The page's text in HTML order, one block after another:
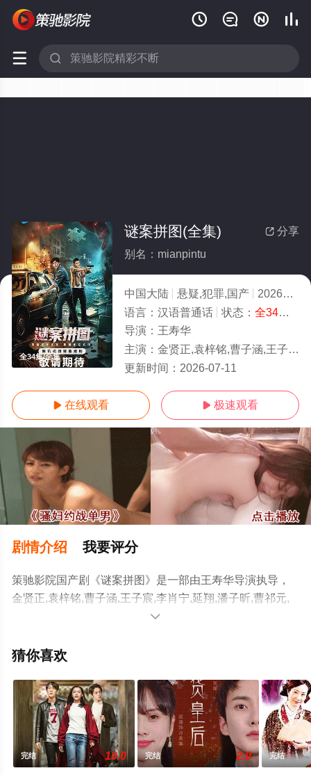
   
 
全34集/全集
 分享
谜案拼图(全集)
别名：mianpintu
中国大陆 悬疑,犯罪,国产 2026
3.0
语言： 汉语普通话 状态： 全34集
导演： 王寿华
主演： 金贤正,袁梓铭,曹子涵,王子宸,李肖宁,延翔,潘子昕,曹祁元,刘佳萌,赵刚,苏雨润
更新时间： 2026-07-11
 在线观看  极速观看
剧情介绍 我要评分
策驰影院国产剧《谜案拼图》是一部由王寿华导演执导，
金贤正,袁梓铭,曹子涵,王子宸,李肖宁,延翔,潘子昕,曹祁元,
刘佳萌,赵刚,苏雨润,宋一,周子贺,曹娜,沈天,刘廷楷,卜文革,
揭晓（全34集），手机免费观看高清未删减完整版电视剧
剧、电视猫或剧情网等平台了解。

猜你喜欢
完结 10.0 完结 2.0 完结